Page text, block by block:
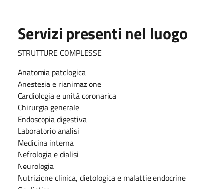
Servizi presenti nel luogo
STRUTTURE COMPLESSE
Anatomia patologica
Anestesia e rianimazione
Cardiologia e unità coronarica
Chirurgia generale
Endoscopia digestiva
Laboratorio analisi
Medicina interna
Nefrologia e dialisi
Neurologia
Nutrizione clinica, dietologica e malattie endocrine